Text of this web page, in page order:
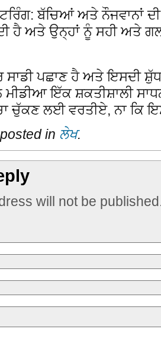
ਬੱਚਿਆਂ ਅਤੇ ਨੌਜਵਾਨਾਂ
ਹੈ ਅਤੇ ਉਨ੍ਹਾਂ ਨੂੰ ਸਹੀ ਅਤੇ
ਸਾਡੀ ਪਛਾਣ ਹੈ ਅਤੇ ਇਸਦੀ
ਇੱਕ ਸ਼ਕਤੀਸ਼ਾਲੀ
ਚੁੱਕਣ ਲਈ ਵਰਤੀਏ, ਨਾ ਕਿ
in ਲੇਖ.
will not be